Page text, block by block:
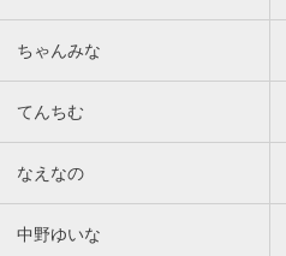
ちゃんみな
てんちむ
なえなの
中野ゆいな